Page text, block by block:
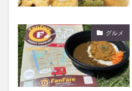
グルメ